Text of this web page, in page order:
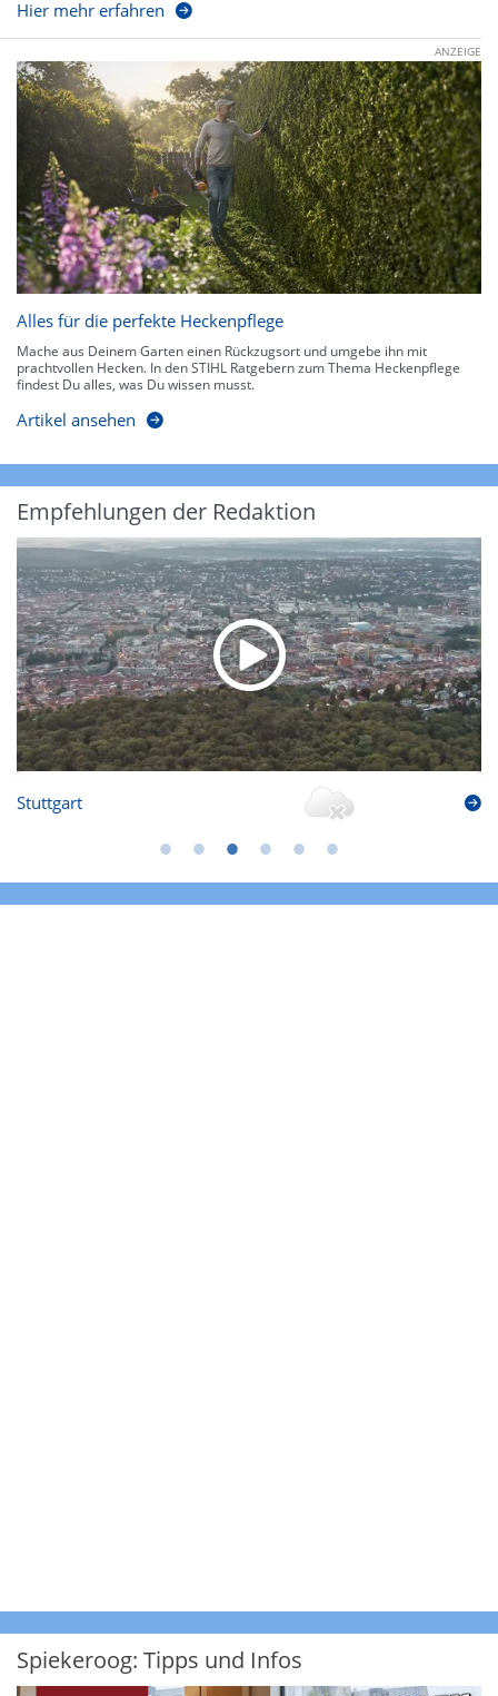
Hier mehr erfahren
ANZEIGE
Alles für die perfekte Heckenpflege
Mache aus Deinem Garten einen Rückzugsort und umgebe ihn mit
prachtvollen Hecken. In den STIHL Ratgebern zum Thema Heckenpflege
findest Du alles, was Du wissen musst.
Artikel ansehen
Empfehlungen der Redaktion
Stuttgart
Spiekeroog: Tipps und Infos